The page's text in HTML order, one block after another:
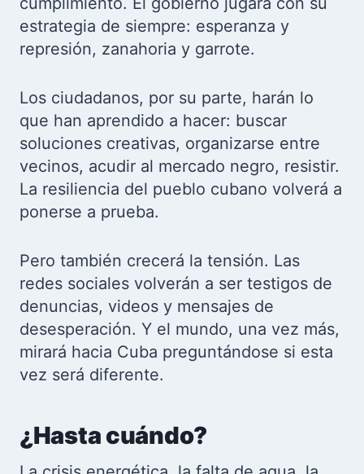
estrategia de siempre: esperanza y
represión, zanahoria y garrote.
Los ciudadanos, por su parte, harán lo
que han aprendido a hacer: buscar
soluciones creativas, organizarse entre
vecinos, acudir al mercado negro, resistir.
La resiliencia del pueblo cubano volverá a
ponerse a prueba.
Pero también crecerá la tensión. Las
redes sociales volverán a ser testigos de
denuncias, videos y mensajes de
desesperación. Y el mundo, una vez más,
mirará hacia Cuba preguntándose si esta
vez será diferente.
¿Hasta cuándo?